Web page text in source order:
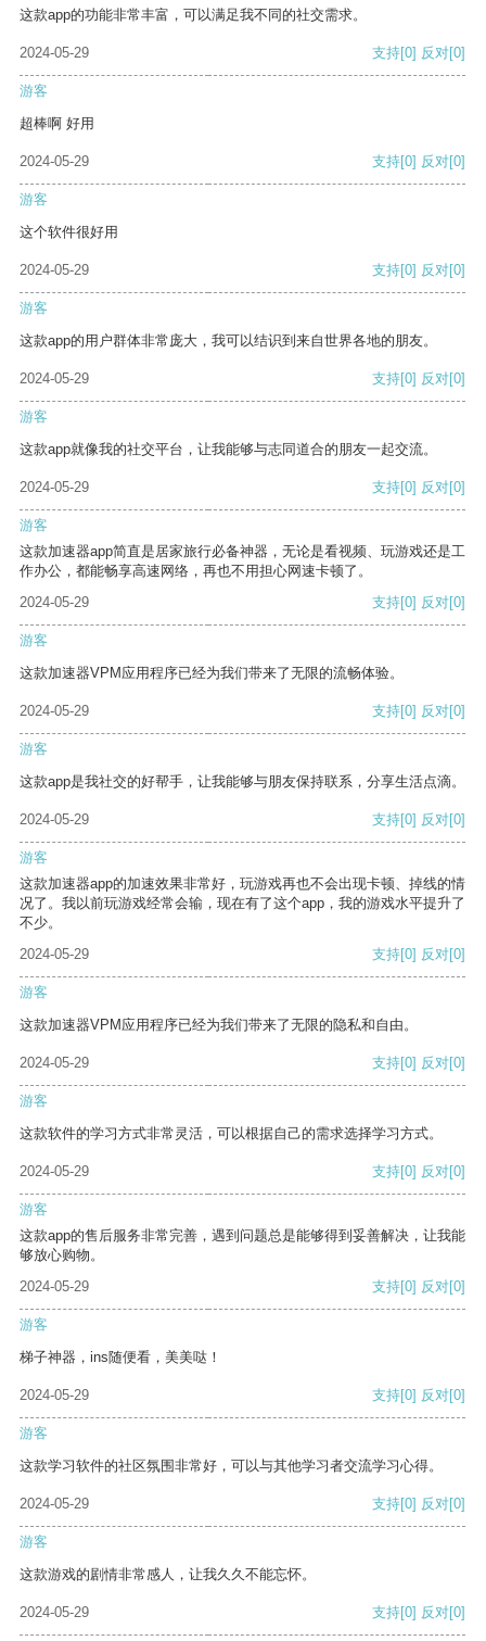
这款app的功能非常丰富，可以满足我不同的社交需求。
2024-05-29 支持[0] 反对[0]
游客
超棒啊 好用
2024-05-29 支持[0] 反对[0]
游客
这个软件很好用
2024-05-29 支持[0] 反对[0]
游客
这款app的用户群体非常庞大，我可以结识到来自世界各地的朋友。
2024-05-29 支持[0] 反对[0]
游客
这款app就像我的社交平台，让我能够与志同道合的朋友一起交流。
2024-05-29 支持[0] 反对[0]
游客
这款加速器app简直是居家旅行必备神器，无论是看视频、玩游戏还是工
作办公，都能畅享高速网络，再也不用担心网速卡顿了。
2024-05-29
支持[0] 反对[0]
游客
这款加速器VPM应用程序已经为我们带来了无限的流畅体验。
2024-05-29 支持[0] 反对[0]
游客
这款app是我社交的好帮手，让我能够与朋友保持联系，分享生活点滴。
2024-05-29 支持[0] 反对[0]
游客
这款加速器app的加速效果非常好，玩游戏再也不会出现卡顿、掉线的情
况了。我以前玩游戏经常会输，现在有了这个app，我的游戏水平提升了
不少。
2024-05-29
支持[0] 反对[0]
游客
这款加速器VPM应用程序已经为我们带来了无限的隐私和自由。
2024-05-29 支持[0] 反对[0]
游客
这款软件的学习方式非常灵活，可以根据自己的需求选择学习方式。
2024-05-29 支持[0] 反对[0]
游客
这款app的售后服务非常完善，遇到问题总是能够得到妥善解决，让我能
够放心购物。
2024-05-29
支持[0] 反对[0]
游客
梯子神器，ins随便看，美美哒！
2024-05-29 支持[0] 反对[0]
游客
这款学习软件的社区氛围非常好，可以与其他学习者交流学习心得。
2024-05-29 支持[0] 反对[0]
游客
这款游戏的剧情非常感人，让我久久不能忘怀。
2024-05-29 支持[0] 反对[0]